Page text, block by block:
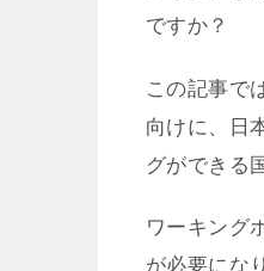
ですか？
この記事で
向けに、日
グができる
ワーキング
が必要にな